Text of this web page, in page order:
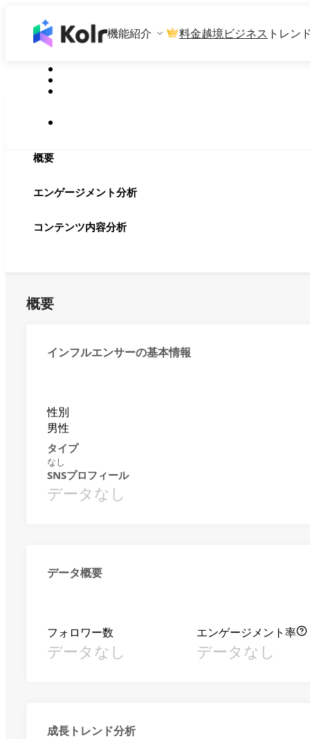
機能紹介 料金越境ビジネス トレン
概要
エンゲージメント分析
コンテンツ内容分析
概要
インフルエンサーの基本情報
性別
男性
タイプ
なし
SNSプロフィール
データなし
データ概要
フォロワー数
データなし
エンゲージメント率
データなし
成長トレンド分析